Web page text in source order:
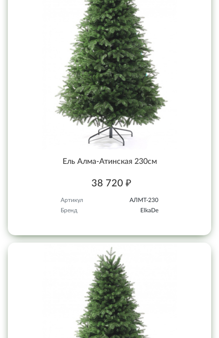
Ель Алма-Атинская 230см
38 720 ₽
Артикул
АЛМТ-230
Бренд
ElkaDe